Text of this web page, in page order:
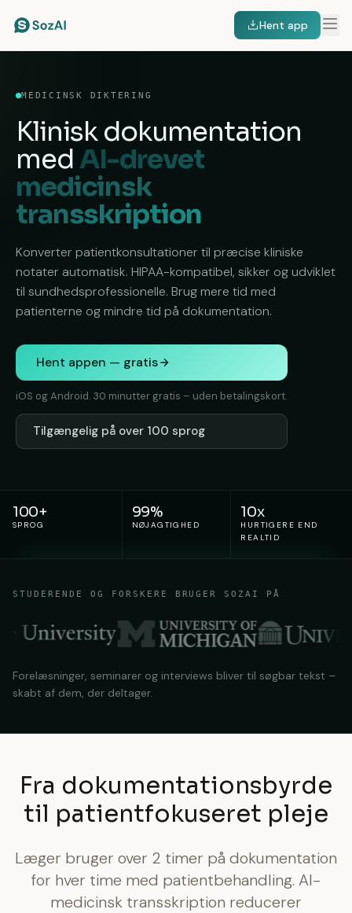
Hent app
MEDICINSK DIKTERING
Klinisk dokumentation
med AI-drevet
medicinsk
transskription
Konverter patientkonsultationer til præcise kliniske
notater automatisk. HIPAA-kompatibel, sikker og udviklet
til sundhedsprofessionelle. Brug mere tid med
patienterne og mindre tid på dokumentation.
Hent appen — gratis
iOS og Android. 30 minutter gratis – uden betalingskort.
Tilgængelig på over 100 sprog
100+
SPROG
99%
NØJAGTIGHED
10x
HURTIGERE END
REALTID
STUDERENDE OG FORSKERE BRUGER SOZAI PÅ
Forelæsninger, seminarer og interviews bliver til søgbar tekst –
skabt af dem, der deltager.
Fra dokumentationsbyrde
til patientfokuseret pleje
Læger bruger over 2 timer på dokumentation
for hver time med patientbehandling. AI-
medicinsk transskription reducerer